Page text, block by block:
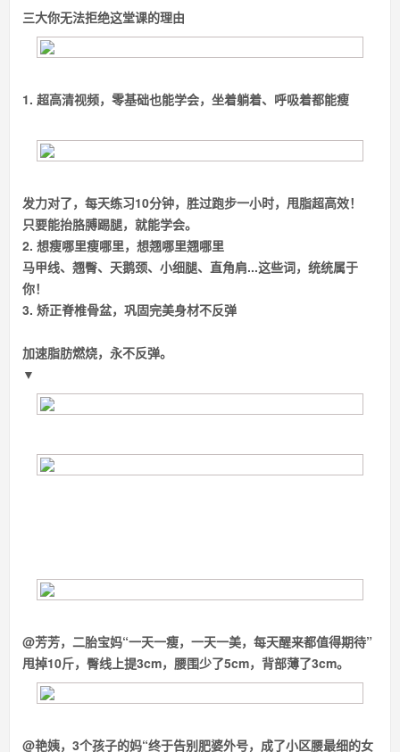
三大你无法拒绝这堂课的理由
1. 超高清视频，零基础也能学会，坐着躺着、呼吸着都能瘦
发力对了，每天练习10分钟，胜过跑步一小时，甩脂超高效！
只要能抬胳膊踢腿，就能学会。
2. 想瘦哪里瘦哪里，想翘哪里翘哪里
马甲线、翘臀、天鹅颈、小细腿、直角肩...这些词，统统属于
你！
3. 矫正脊椎骨盆，巩固完美身材不反弹
加速脂肪燃烧，永不反弹。
▼
@芳芳，二胎宝妈“一天一瘦，一天一美，每天醒来都值得期待”
甩掉10斤，臀线上提3cm，腰围少了5cm，背部薄了3cm。
@艳姨，3个孩子的妈“终于告别肥婆外号，成了小区腰最细的女